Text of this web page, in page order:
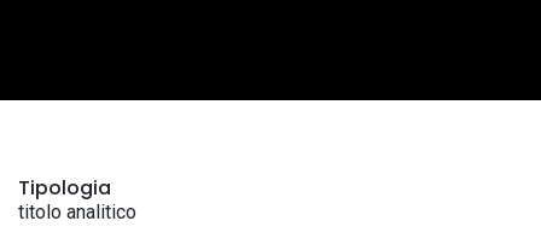
Tipologia
titolo analitico